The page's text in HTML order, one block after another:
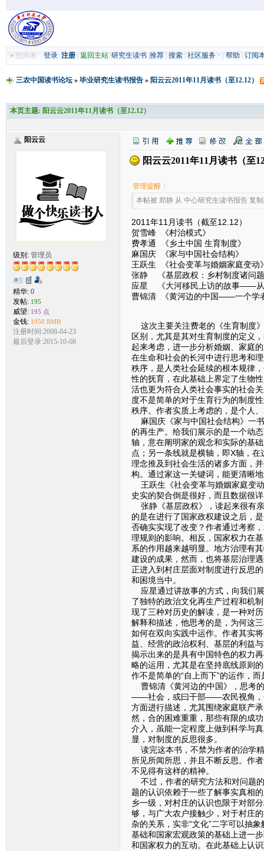
»您尚未 登录 注册| 返回主站| 研究生读书| 推荐| 搜索| 社区服务 帮助 订阅
三农中国读书论坛» 毕业研究生读书报告» 阳云云2011年11月读书（至12.12）
本页主题: 阳云云2011年11月读书（至12.12）
阳云云
级别: 管理员
精华: 0
发帖: 195
威望: 195 点
金钱: 1950 RMB
注册时间:2008-04-23
最后登录:2015-10-08
阳云云2011年11月读书（至
管理提醒：
本帖被 郑静 从 中心研究生读书报告 复
2011年11月读书（截至12.12）
贺雪峰 《村治模式》
费孝通 《乡土中国 生育制度》
麻国庆 《家与中国社会结构》
王跃生 《社会变革与婚姻家庭变动
张静 《基层政权：乡村制度诸问
应星 《大河移民上访的故事——从“
曹锦清 《黄河边的中国——一个学
这次主要关注费老的《生育制度
区别，尤其是其对生育制度的定义
起来考虑，进一步分析婚姻、家庭
在生命和社会的长河中进行思考和
秩序，是人类社会延续的根本规律
性的抚育，在此基础上界定了生物
活也更为符合人类社会事实的社会
度不是简单的对于生育行为的制度
秩序。作者实质上考虑的，是个人
麻国庆《家与中国社会结构》一
的再生产。给我们展示的是一个动
轴，意在阐明家的观念和实际的基
点；另一条线就是横轴，即X轴，在
理念推及到社会生活的诸多方面，
构。通过家这一关键词，能更清晰
王跃生《社会变革与婚姻家庭变
史实的契合倒是很好，而且数据很
张静《基层政权》，读起来很有
的是在进行了国家政权建设之后，
否确实实现了改变？作者通过考察
理规则的影响。相反，国家权力在
系的作用越来越明显。地方治理有
建设的成果，然而，也将基层治理
正进入到村庄层面对制度进行反思
和困境当中。
应星通过讲故事的方式，向我们
了独特的政治文化再生产过程和机
现了三种对历史的解读，是一种对
解释和描述，他思考的是，为何这
如何在双向实践中运作。作者其实
益、经营的政治权利、基层的利益
揭示出来的是具有中国特色的权力
略的运用，尤其是在坚持底线原则
作不是简单的“自上而下”的运作，
曹锦清《黄河边的中国》，思考
——社会，或曰干部——农民视角，
方面进行描述，尤其围绕家庭联产
然，合的困难重重，那些有限的成
介入，虽能一定程度上做到科学与
显，对制度的反思很多。
读完这本书，不禁为作者的治学
所见所闻所思，并且不断反思。作
不见得有这样的精神。
不过，作者的研究方法和对问题
题的认识依赖于一些了解事实真相
乡一级，对村庄的认识也限于对部
够，与广大农户接触少，对于村庄
杂的关系，实非“文化”二字可以抽
基础和国家宏观政策的基础上进一
和国家权力的互动。在此基础上认